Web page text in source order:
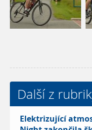
Další z
Elektrizující